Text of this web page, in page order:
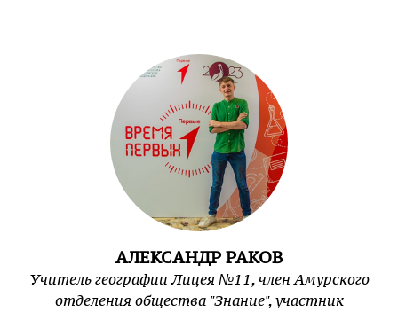
АЛЕКСАНДР РАКОВ
Учитель географии Лицея №11, член Амурского
отделения общества "Знание", участник